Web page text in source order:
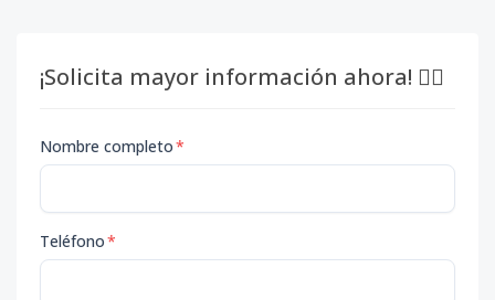
¡Solicita mayor información ahora! 👇🏽
Nombre completo*
Teléfono*